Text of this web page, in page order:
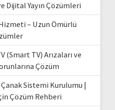
Dijital Yayın Çözümleri
– Uzun Ömürlü
(Smart TV) Arızaları ve
Çözüm
Sistemi Kurulumu |
Çözüm Rehberi